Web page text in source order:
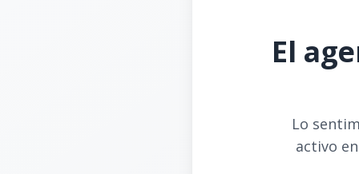
El
Lo
activo